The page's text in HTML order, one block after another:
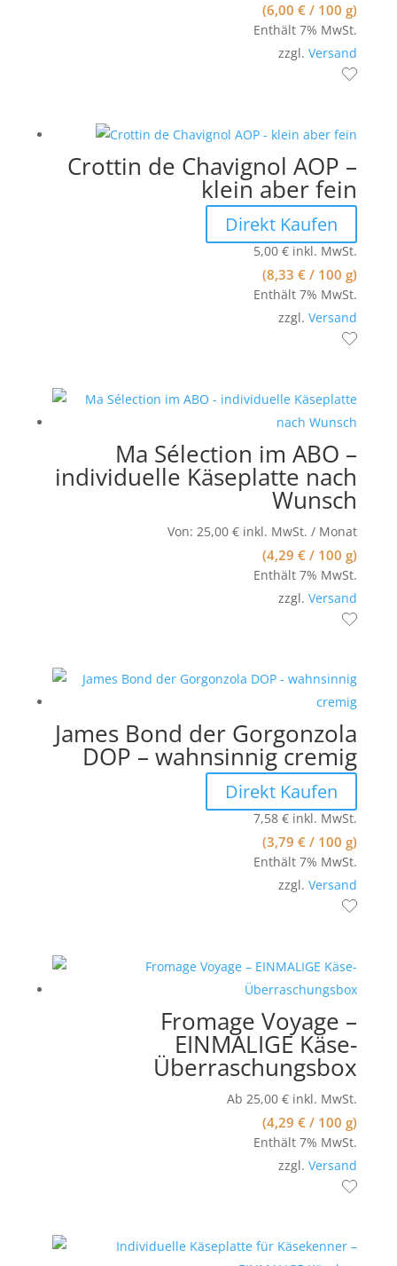
(6,00€ / 100 g)
Enthält 7% MwSt.
zzgl.Versand
Crottin de Chavignol AOP –
klein aber fein
Direkt Kaufen
5,00€ inkl. MwSt.
(8,33€ / 100 g)
Enthält 7% MwSt.
zzgl.Versand
Ma Sélection im ABO –
individuelle Käseplatte nach
Wunsch
Von: 25,00€ inkl. MwSt. / Monat
(4,29€ / 100 g)
Enthält 7% MwSt.
zzgl.Versand
James Bond der Gorgonzola
DOP – wahnsinnig cremig
Direkt Kaufen
7,58€ inkl. MwSt.
(3,79€ / 100 g)
Enthält 7% MwSt.
zzgl.Versand
Fromage Voyage –
EINMALIGE Käse-
Überraschungsbox
Ab 25,00€ inkl. MwSt.
(4,29€ / 100 g)
Enthält 7% MwSt.
zzgl.Versand